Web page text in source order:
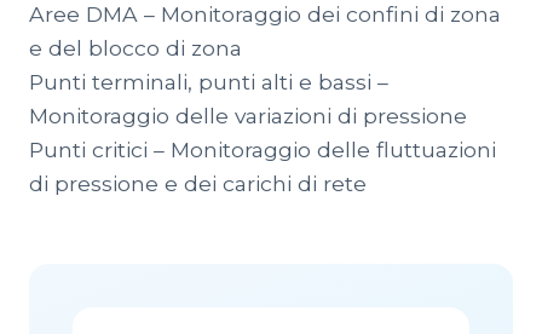
Aree DMA – Monitoraggio dei confini di zona
e del blocco di zona
Punti terminali, punti alti e bassi –
Monitoraggio delle variazioni di pressione
Punti critici – Monitoraggio delle fluttuazioni
di pressione e dei carichi di rete